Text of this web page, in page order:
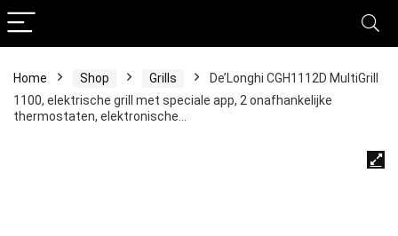
Home Shop Grills
De’Longhi CGH1112D MultiGrill
1100, elektrische grill met speciale app, 2 onafhankelijke
thermostaten, elektronische…